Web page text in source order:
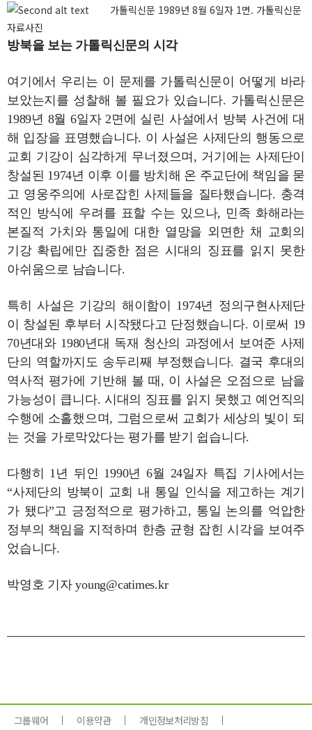
가톨릭신문 1989년 8월 6일자 1면. 가톨릭신문
자료사진
방북을 보는 가톨릭신문의 시각
여기에서 우리는 이 문제를 가톨릭신문이 어떻게 바라
보았는지를 성찰해 볼 필요가 있습니다. 가톨릭신문은
1989년 8월 6일자 2면에 실린 사설에서 방북 사건에 대
해 입장을 표명했습니다. 이 사설은 사제단의 행동으로
교회 기강이 심각하게 무너졌으며, 거기에는 사제단이
창설된 1974년 이후 이를 방치해 온 주교단에 책임을 묻
고 영웅주의에 사로잡힌 사제들을 질타했습니다. 충격
적인 방식에 우려를 표할 수는 있으나, 민족 화해라는
본질적 가치와 통일에 대한 열망을 외면한 채 교회의
기강 확립에만 집중한 점은 시대의 징표를 읽지 못한
아쉬움으로 남습니다.
특히 사설은 기강의 해이함이 1974년 정의구현사제단
이 창설된 후부터 시작됐다고 단정했습니다. 이로써 19
70년대와 1980년대 독재 청산의 과정에서 보여준 사제
단의 역할까지도 송두리째 부정했습니다. 결국 후대의
역사적 평가에 기반해 볼 때, 이 사설은 오점으로 남을
가능성이 큽니다. 시대의 징표를 읽지 못했고 예언직의
수행에 소홀했으며, 그럼으로써 교회가 세상의 빛이 되
는 것을 가로막았다는 평가를 받기 쉽습니다.
다행히 1년 뒤인 1990년 6월 24일자 특집 기사에서는
“사제단의 방북이 교회 내 통일 인식을 제고하는 계기
가 됐다”고 긍정적으로 평가하고, 통일 논의를 억압한
정부의 책임을 지적하며 한층 균형 잡힌 시각을 보여주
었습니다.
박영호 기자 young@catimes.kr
그룹웨어 이용약관 개인정보처리방침